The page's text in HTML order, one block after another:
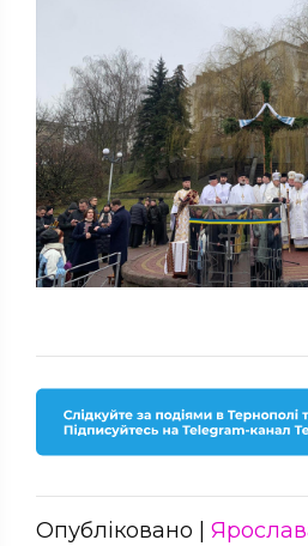
Опубліковано |